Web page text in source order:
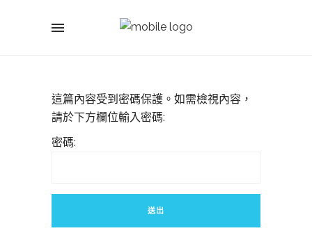
這篇內容受到密碼保護。如需檢視內容，
請於下方欄位輸入密碼:
密碼: